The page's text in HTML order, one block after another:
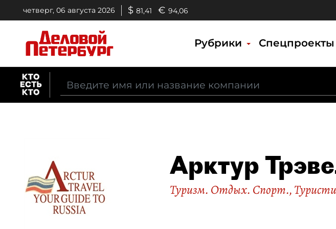
четверг, 06 августа 2026 $ 81,41 € 94,06
Рубрики Спецпроекты
Арктур
Туризм. Отдых. Спорт.,